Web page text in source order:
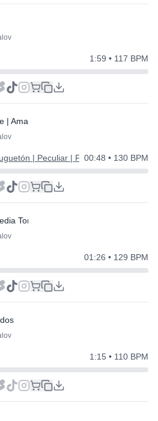
1:59 • 117 BPM
| Amable y Sencillo
| Peculiar | Feliz00:48 • 130 BPM
Tonta
01:26 • 129 BPM
1:15 • 110 BPM